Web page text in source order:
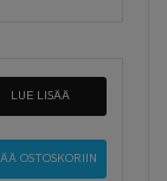
LUE LISÄÄ